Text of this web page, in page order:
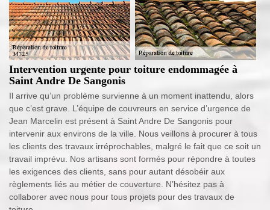
Intervention urgente pour toiture endommagée à
Saint Andre De Sangonis
Il arrive qu’un problème survienne à un moment inattendu, alors
que c’est grave. L’équipe de couvreurs en service d’urgence de
Jean Marcelin est présent à Saint Andre De Sangonis pour
intervenir aux environs de la ville. Nous veillons à procurer à tous
les clients des travaux irréprochables, malgré le fait que ce soit un
travail imprévu. Nos artisans sont formés pour répondre à toutes
les exigences des clients, sans pour autant désobéir aux
règlements liés au métier de couverture. N’hésitez pas à
collaborer avec nous pour tous projets pour des travaux de